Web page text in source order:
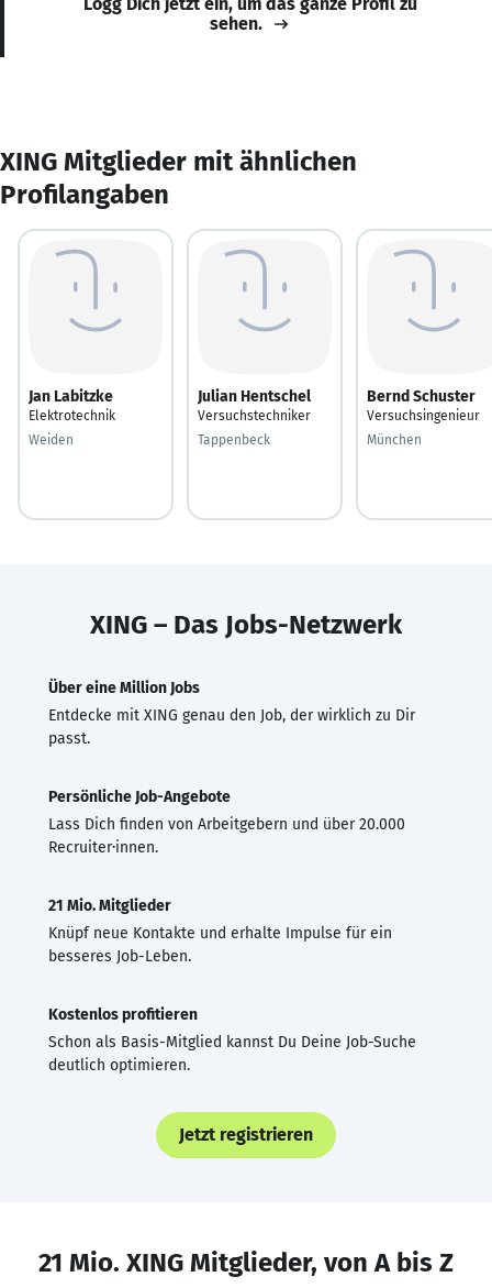
sehen.
XING Mitglieder mit ähnlichen
Profilangaben
Jan Labitzke
Elektrotechnik
Weiden
Julian Hentschel
Versuchstechniker
Tappenbeck
Bernd Schuster
Versuchsingenieur
München
XING – Das Jobs-Netzwerk
Über eine Million Jobs
Entdecke mit XING genau den Job, der wirklich zu Dir
passt.
Persönliche Job-Angebote
Lass Dich finden von Arbeitgebern und über 20.000
Recruiter·innen.
21 Mio. Mitglieder
Knüpf neue Kontakte und erhalte Impulse für ein
besseres Job-Leben.
Kostenlos profitieren
Schon als Basis-Mitglied kannst Du Deine Job-Suche
deutlich optimieren.
Jetzt registrieren
21 Mio. XING Mitglieder, von A bis Z